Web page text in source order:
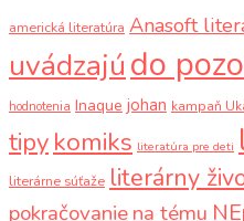
americká literatúra Anasoft
uvádzajúdo
hodnotenia Inaque johan kampaň
tipy komiks literatúra pre deti
literárne súťaže literárny
pokračovaniena tému